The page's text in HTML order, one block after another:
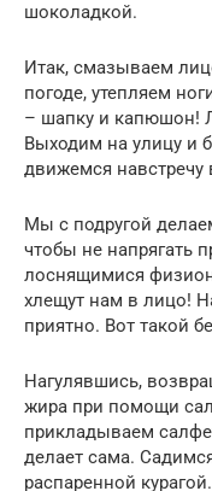
шоколадкой.
Итак, смазываем
погоде, утепляем
– шапку и капюшон!
Выходим на улицу и
движемся навстречу
Мы с подругой
чтобы не напрягать
лоснящимися
хлещут нам в лицо!
приятно. Вот такой
Нагулявшись,
жира при помощи
прикладываем
делает сама.
распаренной